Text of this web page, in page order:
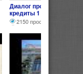
Диалог про деньги банки
кредиты 1
2150 просмотров